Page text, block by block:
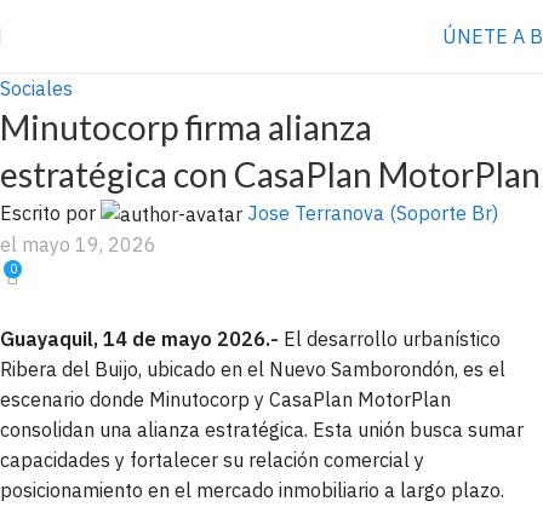
ÚNETE A
Sociales
Minutocorp firma alianza
estratégica con CasaPlan MotorPlan
Escrito por
Jose Terranova (Soporte Br)
el mayo 19, 2026
0
Guayaquil, 14 de mayo 2026.- El desarrollo urbanístico
Ribera del Buijo, ubicado en el Nuevo Samborondón, es el
escenario donde Minutocorp y CasaPlan MotorPlan
consolidan una alianza estratégica. Esta unión busca sumar
capacidades y fortalecer su relación comercial y
posicionamiento en el mercado inmobiliario a largo plazo.